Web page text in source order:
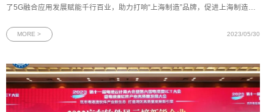
了5G融合应用发展赋能千行百业，助力打响“上海制造”品牌，促进上海制造业
伙伴，网思科技副总裁肖君应邀出席大会，并参与5G全连接工厂生态产业联盟
MORE > 2023/05/30